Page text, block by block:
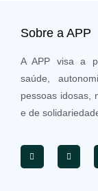
Sobre a APP
A APP visa a
saúde,
pessoas idosas,
e de